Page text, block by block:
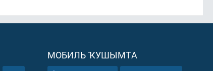
МОБИЛЬ ҠУШЫМТА